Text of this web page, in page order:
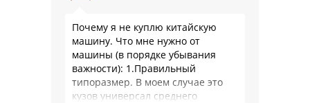
Почему я не куплю китайскую
машину. Что мне нужно от
машины (в порядке убывания
важности): 1.Правильный
типоразмер. В моем случае это
кузов универсал среднего